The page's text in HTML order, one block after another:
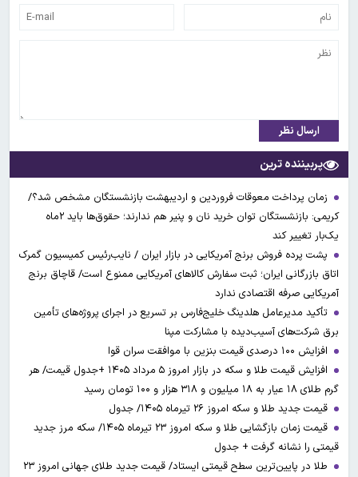
ارسال نظر
پربیننده ترین
زمان پرداخت معوقات فروردین و اردیبهشت بازنشستگان مشخص شد؟/
کریمی: بازنشستگان توان خرید نان و پنیر هم ندارند؛ حقوق‌ها باید ۲ماه
یک‌بار تغییر کند
پشت پرده فروش برنج آمریکایی در بازار ایران / نایب‌رئیس کمیسیون گمرک
اتاق بازرگانی ایران؛ ثبت سفارش کالاهای آمریکایی ممنوع است/ قاچاق برنج
آمریکایی صرفه اقتصادی ندارد
تأکید مدیرعامل هلدینگ خلیج‌فارس بر تسریع در اجرای پروژه‌های تأمین
برق شرکت‌های آسیب‌دیده با مشارکت مپنا
افزایش ۱۰۰ درصدی قیمت بنزین با موافقت سران قوا
افزایش قیمت طلا و سکه در بازار امروز ۵ مرداد ۱۴۰۵ +جدول قیمت/ هر
گرم طلای ۱۸ عیار به ۱۸ میلیون و ۳۱۸ هزار و ۱۰۰ تومان رسید
قیمت جدید طلا و سکه امروز ۲۶ تیرماه ۱۴۰۵/ جدول
قیمت زمان بازگشایی طلا و سکه امروز ۲۳ تیرماه ۱۴۰۵/ سکه مرز جدید
قیمتی را نشانه گرفت + جدول
طلا در پایین‌ترین سطح قیمتی ایستاد/ قیمت جدید طلای جهانی امروز ۲۳